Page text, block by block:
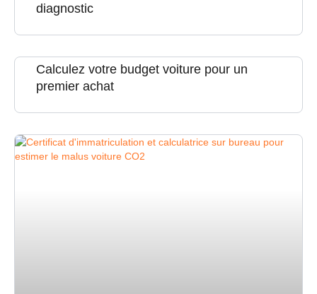
diagnostic
Calculez votre budget voiture pour un
premier achat